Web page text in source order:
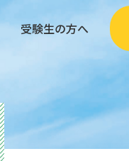
受験生の方へ